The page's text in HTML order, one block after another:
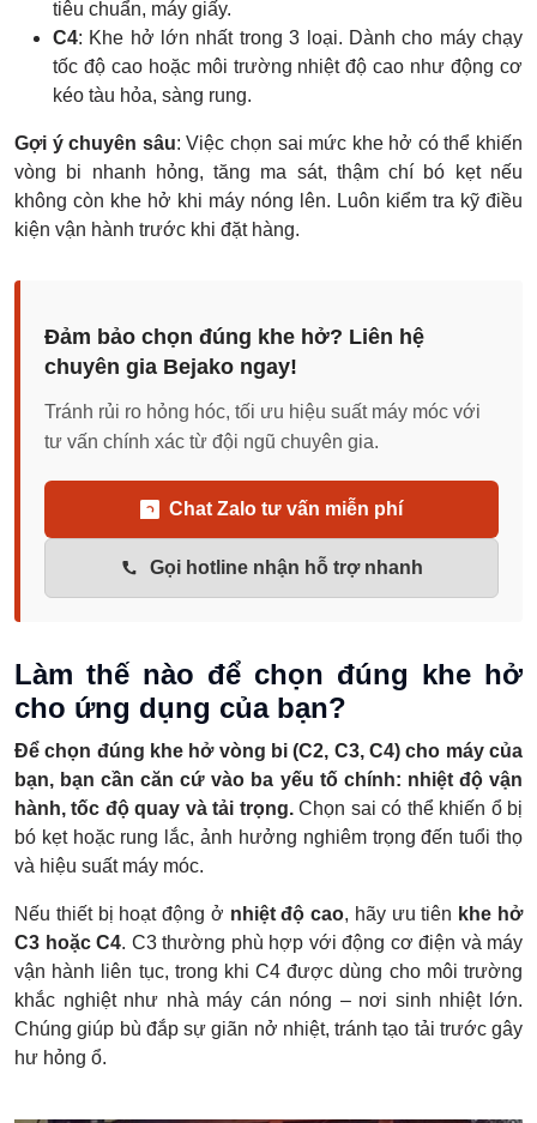
tiêu chuẩn, máy giấy.
C4: Khe hở lớn nhất trong 3 loại. Dành cho máy chạy
tốc độ cao hoặc môi trường nhiệt độ cao như động cơ
kéo tàu hỏa, sàng rung.
Gợi ý chuyên sâu: Việc chọn sai mức khe hở có thể khiến
vòng bi nhanh hỏng, tăng ma sát, thậm chí bó kẹt nếu
không còn khe hở khi máy nóng lên. Luôn kiểm tra kỹ điều
kiện vận hành trước khi đặt hàng.
Đảm bảo chọn đúng khe hở? Liên hệ
chuyên gia Bejako ngay!
Tránh rủi ro hỏng hóc, tối ưu hiệu suất máy móc với
tư vấn chính xác từ đội ngũ chuyên gia.
Chat Zalo tư vấn miễn phí
Gọi hotline nhận hỗ trợ nhanh
Làm thế nào để chọn đúng khe hở
cho ứng dụng của bạn?
Để chọn đúng khe hở vòng bi (C2, C3, C4) cho máy của
bạn, bạn cần căn cứ vào ba yếu tố chính: nhiệt độ vận
hành, tốc độ quay và tải trọng.Chọn sai có thể khiến ổ bị
bó kẹt hoặc rung lắc, ảnh hưởng nghiêm trọng đến tuổi thọ
và hiệu suất máy móc.
Nếu thiết bị hoạt động ở nhiệt độ cao, hãy ưu tiên khe hở
C3 hoặc C4. C3 thường phù hợp với động cơ điện và máy
vận hành liên tục, trong khi C4 được dùng cho môi trường
khắc nghiệt như nhà máy cán nóng – nơi sinh nhiệt lớn.
Chúng giúp bù đắp sự giãn nở nhiệt, tránh tạo tải trước gây
hư hỏng ổ.